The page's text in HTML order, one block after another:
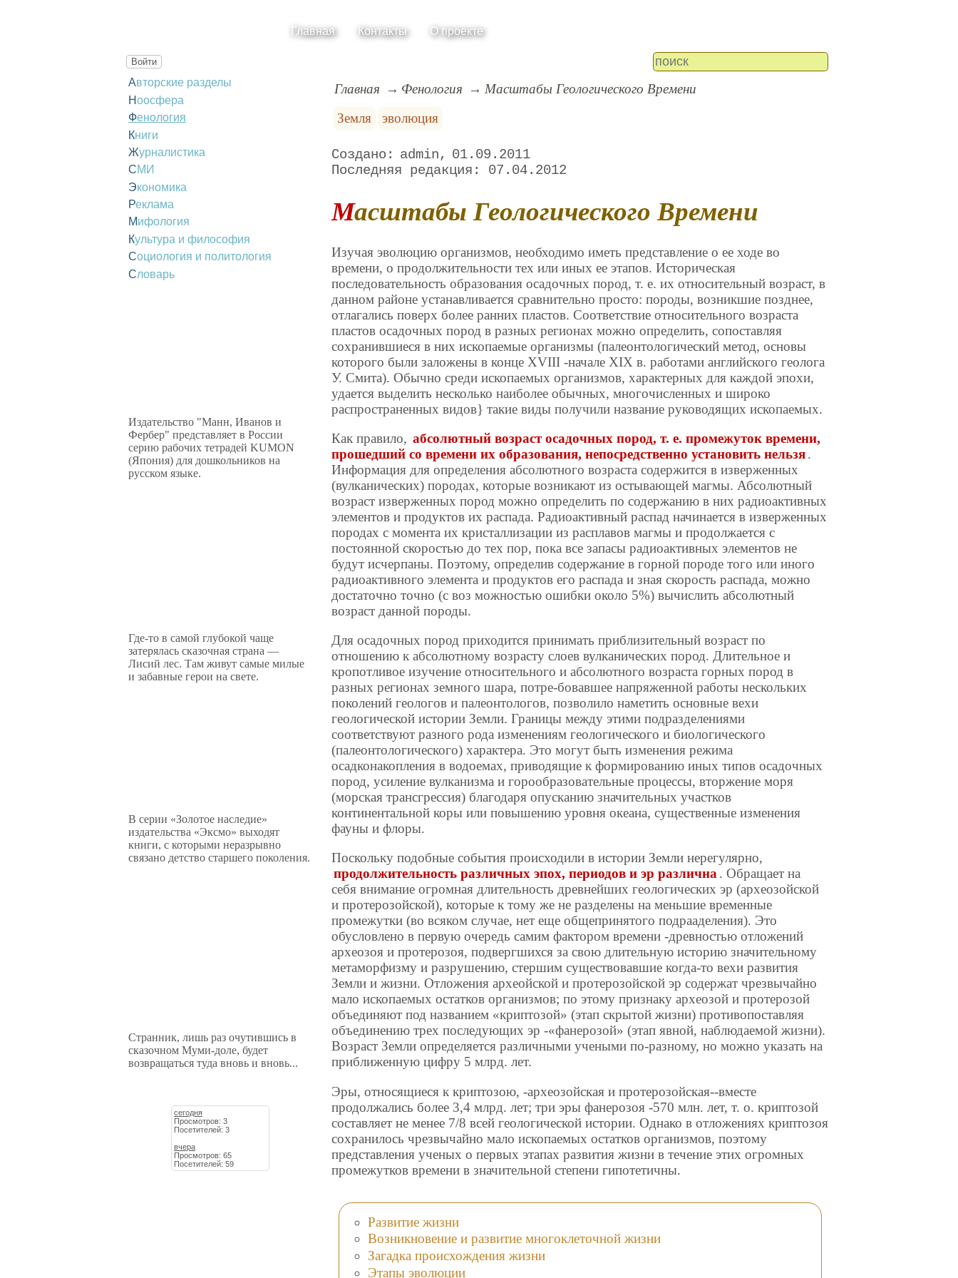
Главная Контакты О проекте
Войти
Авторские разделы
Ноосфера
Фенология
Книги
Журналистика
СМИ
Экономика
Реклама
Мифология
Культура и философия
Социология и политология
Словарь
Издательство "Манн, Иванов и
Фербер" представляет в России
серию рабочих тетрадей KUMON
(Япония) для дошкольников на
русском языке.
Где-то в самой глубокой чаще
затерялась сказочная страна —
Лисий лес. Там живут самые милые
и забавные герои на свете.
В серии «Золотое наследие»
издательства «Эксмо» выходят
книги, с которыми неразрывно
связано детство старшего поколения.
Странник, лишь раз очутившись в
сказочном Муми-доле, будет
возвращаться туда вновь и вновь...
сегодня
Просмотров: 3
Посетителей: 3
вчера
Просмотров: 65
Посетителей: 59
Главная Фенология
Масштабы Геологического Времени
Земля
эволюция
admin
01.09.2011
07.04.2012
Масштабы Геологического Времени
Изучая эволюцию организмов, необходимо иметь представление о ее ходе во
времени, о продолжительности тех или иных ее этапов. Историческая
последовательность образования осадочных пород, т. е. их относительный возраст, в
данном районе устанавливается сравнительно просто: породы, возникшие позднее,
отлагались поверх более ранних пластов. Соответствие относительного возраста
пластов осадочных пород в разных регионах можно определить, сопоставляя
сохранившиеся в них ископаемые организмы (палеонтологический метод, основы
которого были заложены в конце XVIII -начале XIX в. работами английского геолога
У. Смита). Обычно среди ископаемых организмов, характерных для каждой эпохи,
удается выделить несколько наиболее обычных, многочисленных и широко
распространенных видов} такие виды получили название руководящих ископаемых.
Как правило, абсолютный возраст осадочных пород, т. е. промежуток времени,
прошедший со времени их образования, непосредственно установить нельзя.
Информация для определения абсолютного возраста содержится в изверженных
(вулканических) породах, которые возникают из остывающей магмы. Абсолютный
возраст изверженных пород можно определить по содержанию в них радиоактивных
элементов и продуктов их распада. Радиоактивный распад начинается в изверженных
породах с момента их кристаллизации из расплавов магмы и продолжается с
постоянной скоростью до тех пор, пока все запасы радиоактивных элементов не
будут исчерпаны. Поэтому, определив содержание в горной породе того или иного
радиоактивного элемента и продуктов его распада и зная скорость распада, можно
достаточно точно (с воз можностью ошибки около 5%) вычислить абсолютный
возраст данной породы.
Для осадочных пород приходится принимать приблизительный возраст по
отношению к абсолютному возрасту слоев вулканических пород. Длительное и
кропотливое изучение относительного и абсолютного возраста горных пород в
разных регионах земного шара, потре-бовавшее напряженной работы нескольких
поколений геологов и палеонтологов, позволило наметить основные вехи
геологической истории Земли. Границы между этими подразделениями
соответствуют разного рода изменениям геологического и биологического
(палеонтологического) характера. Это могут быть изменения режима
осадконакопления в водоемах, приводящие к формированию иных типов осадочных
пород, усиление вулканизма и горообразовательные процессы, вторжение моря
(морская трансгрессия) благодаря опусканию значительных участков
континентальной коры или повышению уровня океана, существенные изменения
фауны и флоры.
Поскольку подобные события происходили в истории Земли нерегулярно,
продолжительность различных эпох, периодов и эр различна. Обращает на
себя внимание огромная длительность древнейших геологических эр (археозойской
и протерозойской), которые к тому же не разделены на меньшие временные
промежутки (во всяком случае, нет еще общепринятого подрааделения). Это
обусловлено в первую очередь самим фактором времени -древностью отложений
археозоя и протерозоя, подвергшихся за свою длительную историю значительному
метаморфизму и разрушению, стершим существовавшие когда-то вехи развития
Земли и жизни. Отложения археойской и протерозойской эр содержат чрезвычайно
мало ископаемых остатков организмов; по этому признаку археозой и протерозой
объединяют под названием «криптозой» (этап скрытой жизни) противопоставляя
объединению трех последующих эр -«фанерозой» (этап явной, наблюдаемой жизни).
Возраст Земли определяется различными учеными по-разному, но можно указать на
приближенную цифру 5 млрд. лет.
Эры, относящиеся к криптозою, -археозойская и протерозойская--вместе
продолжались более 3,4 млрд. лет; три эры фанерозоя -570 млн. лет, т. о. криптозой
составляет не менее 7/8 всей геологической истории. Однако в отложениях криптозоя
сохранилось чрезвычайно мало ископаемых остатков организмов, поэтому
представления ученых о первых этапах развития жизни в течение этих огромных
промежутков времени в значительной степени гипотетичны.
Развитие жизни
Возникновение и развитие многоклеточной жизни
Загадка происхождения жизни
Этапы эволюции